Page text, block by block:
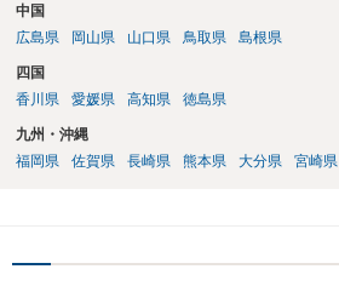
中国
広島県
岡山県 山口県 鳥取県 島根県
四国
香川県
愛媛県 高知県 徳島県
九州・沖縄
福岡県
佐賀県 長崎県 熊本県 大分県 宮崎県